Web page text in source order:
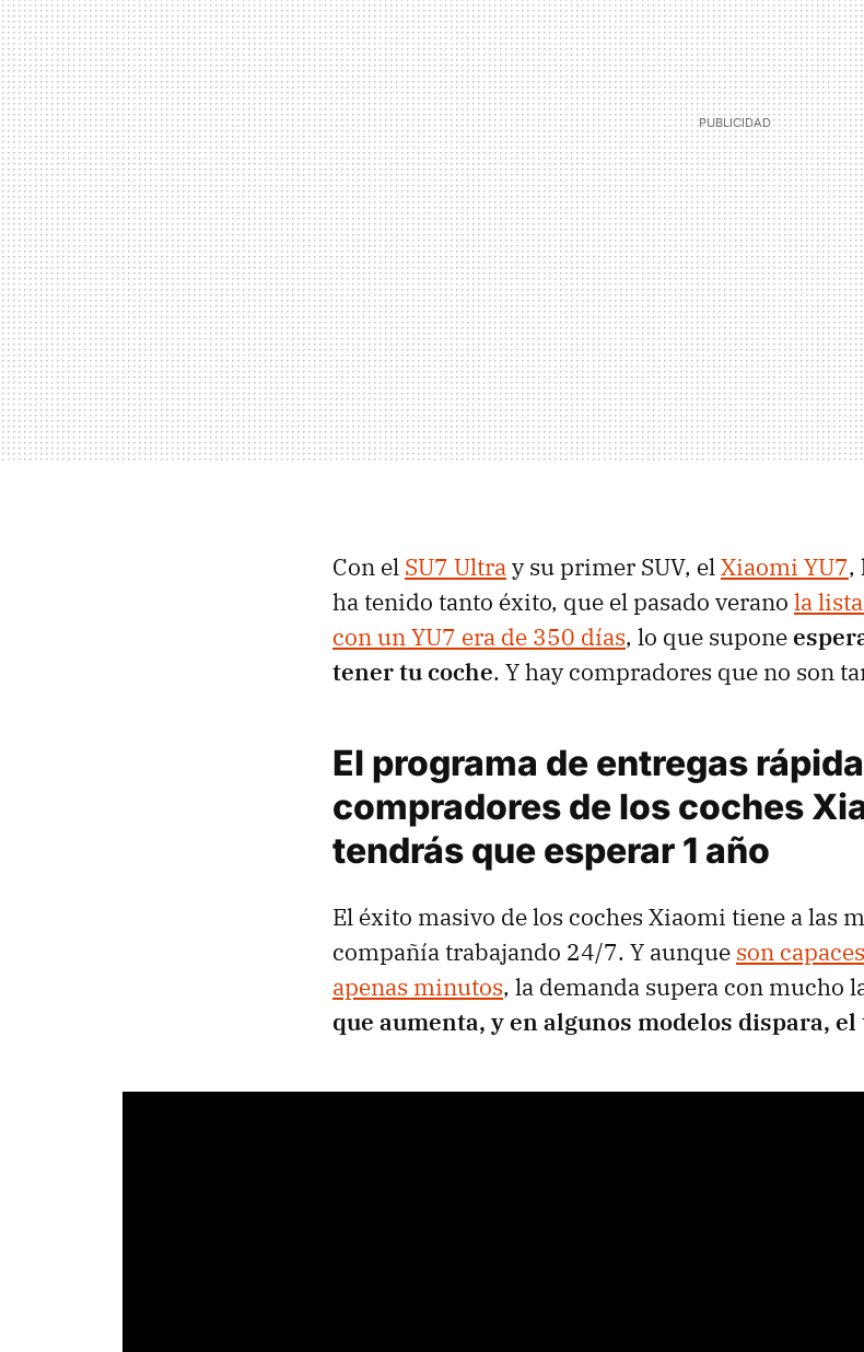
Con el SU7 Ultray su primer SUV, elXiaomi YU7,
ha tenido tanto éxito, que el pasado verano la
con un YU7 era de 350 días, lo que supone
tener tu coche. Y hay compradores que no son
El programa de entregas
compradores de los coches
tendrás que esperar 1 año
El éxito masivo de los coches Xiaomi tiene a las
compañía trabajando 24/7. Y aunque son
apenas minutos, la demanda supera con mucho
que aumenta, y en algunos modelos dispara,